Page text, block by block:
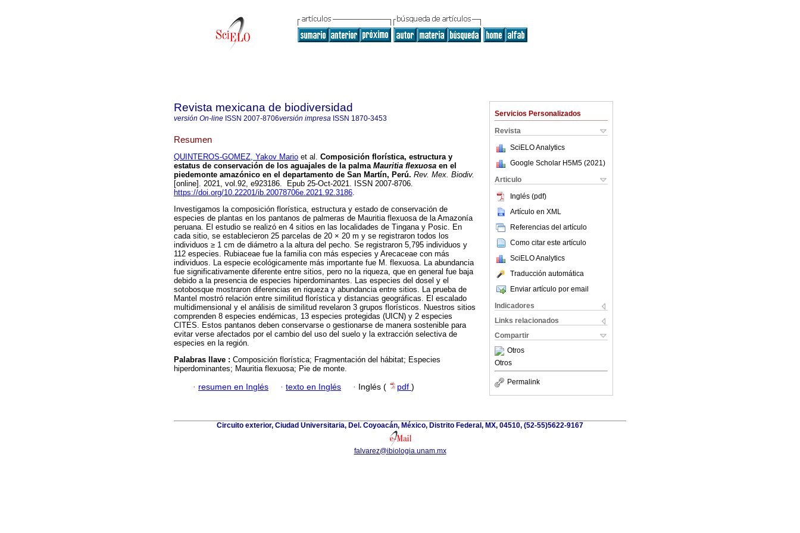
Servicios Personalizados
Revista
SciELO Analytics
Google Scholar H5M5 (2021 )
Articulo
Inglés (pdf)
Artículo en XML
Referencias del artículo
Como citar este artículo
SciELO Analytics
Traducción automática
Enviar artículo por email
Indicadores
Links relacionados
Compartir
Otros
Otros
Permalink
Revista mexicana de biodiversidad
versión On-line ISSN 2007-8706versión impresa ISSN 1870-3453
Resumen
QUINTEROS-GOMEZ, Yakov Mario et al. Composición florística, estructura y
estatus de conservación de los aguajales de la palma Mauritia flexuosa en el
piedemonte amazónico en el departamento de San Martín, Perú. Rev. Mex. Biodiv.
[online]. 2021, vol.92, e923186. Epub 25-Oct-2021. ISSN 2007-8706.
https://doi.org/10.22201/ib.20078706e.2021.92.3186.
Investigamos la composición florística, estructura y estado de conservación de
especies de plantas en los pantanos de palmeras de Mauritia flexuosa de la Amazonía
peruana. El estudio se realizó en 4 sitios en las localidades de Tingana y Posic. En
cada sitio, se establecieron 25 parcelas de 20 × 20 m y se registraron todos los
individuos ≥ 1 cm de diámetro a la altura del pecho. Se registraron 5,795 individuos y
112 especies. Rubiaceae fue la familia con más especies y Arecaceae con más
individuos. La especie ecológicamente más importante fue M. flexuosa. La abundancia
fue significativamente diferente entre sitios, pero no la riqueza, que en general fue baja
debido a la presencia de especies hiperdominantes. Las especies del dosel y el
sotobosque mostraron diferencias en riqueza y abundancia entre sitios. La prueba de
Mantel mostró relación entre similitud florística y distancias geográficas. El escalado
multidimensional y el análisis de similitud revelaron 3 grupos florísticos. Nuestros sitios
comprenden 8 especies endémicas, 13 especies protegidas (UICN) y 2 especies
CITES. Estos pantanos deben conservarse o gestionarse de manera sostenible para
evitar verse afectados por el cambio del uso del suelo y la extracción selectiva de
especies en la región.
Palabras llave : Composición florística; Fragmentación del hábitat; Especies
hiperdominantes; Mauritia flexuosa; Pie de monte.
· resumen en Inglés · texto en Inglés · Inglés ( pdf )
Circuito exterior, Ciudad Universitaria, Del. Coyoacán, México, Distrito Federal, MX, 04510, (52-55)5622-9167
falvarez@ibiologia.unam.mx